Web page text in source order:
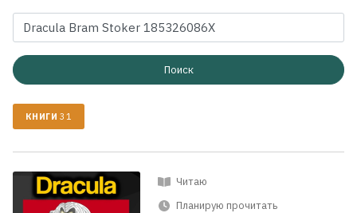
Рейтинги
Экранизации
Коллекции
Поиск
КНИГИ 31
Читаю
Планирую прочитать